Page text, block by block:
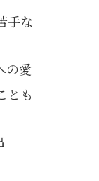
手な
の愛
とも